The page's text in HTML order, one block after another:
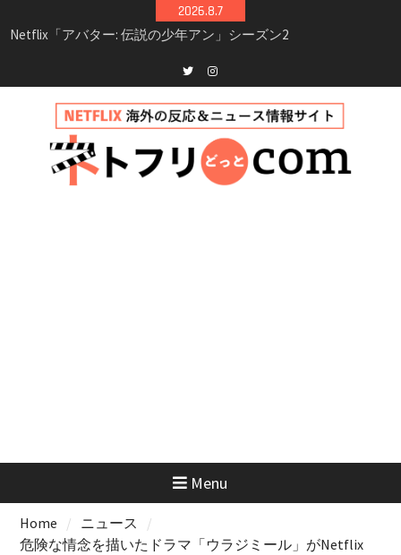
to
2026.8.7
シーズン3最新情報
Netflix映画「ボイスメールで恋をして」キャス
イッチ主演ロマコメ
新決定！2027年撮影開始へ
兄弟大騒動のコメディ映画「リトル・ブラザ
ー」がNetflixで配信！─キャスト・あらすじ・
見どころまとめ
Twitterinstagram
Menu
Home
ニュース
危険な情念を描いたドラマ「ウラジミール」がNetflix